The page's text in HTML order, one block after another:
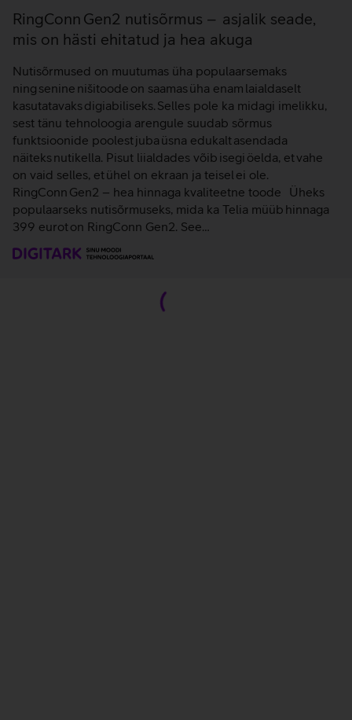
RingConn Gen2 nutisõrmus – asjalik seade,
mis on hästi ehitatud ja hea akuga
Nutisõrmused on muutumas üha populaarsemaks
ning senine nišitoode on saamas üha enam laialdaselt
kasutatavaks digiabiliseks. Selles pole ka midagi imelikku,
sest tänu tehnoloogia arengule suudab sõrmus
funktsioonide poolest juba üsna edukalt asendada
näiteks nutikella. Pisut liialdades võib isegi öelda, et vahe
on vaid selles, et ühel on ekraan ja teisel ei ole.
RingConn Gen2 – hea hinnaga kvaliteetne toode Üheks
populaarseks nutisõrmuseks, mida ka Telia müüb hinnaga
399 eurot on RingConn Gen2. See…